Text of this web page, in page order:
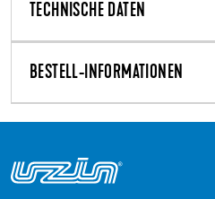
TECHNISCHE DATEN
BESTELL-INFORMATIONEN